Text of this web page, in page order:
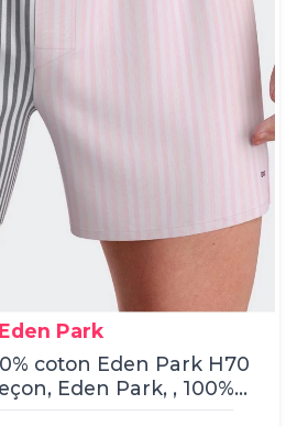
Eden Park
coton Eden Park H70
Eden Park, , 100%
coton